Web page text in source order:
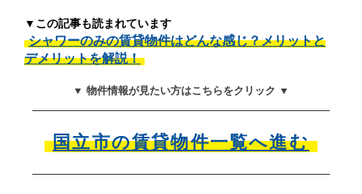
▼この記事も読まれています
シャワーのみの賃貸物件はどんな感じ？メリットと
デメリットを解説！
▼ 物件情報が見たい方はこちらをクリック ▼
国立市の賃貸物件一覧へ進む